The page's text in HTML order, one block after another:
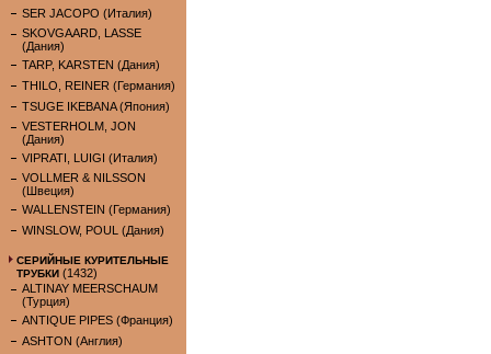
SER JACOPO (Италия)
SKOVGAARD, LASSE
(Дания)
TARP, KARSTEN (Дания)
THILO, REINER (Германия)
TSUGE IKEBANA (Япония)
VESTERHOLM, JON
(Дания)
VIPRATI, LUIGI (Италия)
VOLLMER & NILSSON
(Швеция)
WALLENSTEIN (Германия)
WINSLOW, POUL (Дания)
СЕРИЙНЫЕ КУРИТЕЛЬНЫЕ
ТРУБКИ (1432)
ALTINAY MEERSCHAUM
(Турция)
ANTIQUE PIPES (Франция)
ASHTON (Англия)